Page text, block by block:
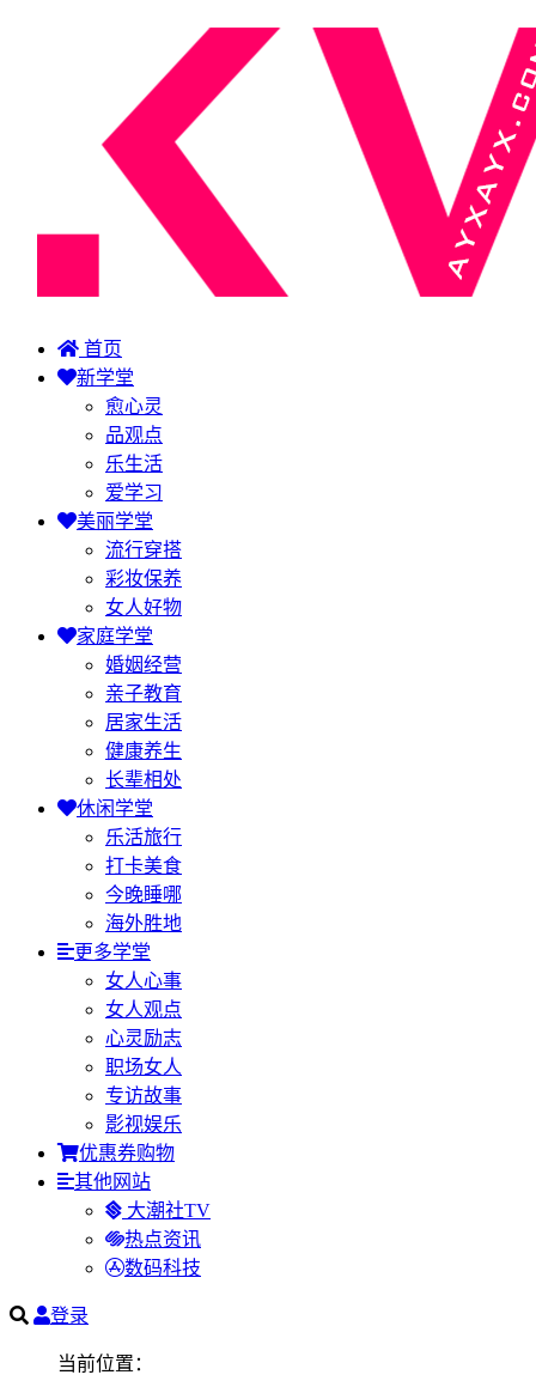
首页
新学堂
愈心灵
品观点
乐生活
爱学习
美丽学堂
流行穿搭
彩妆保养
女人好物
家庭学堂
婚姻经营
亲子教育
居家生活
健康养生
长辈相处
休闲学堂
乐活旅行
打卡美食
今晚睡哪
海外胜地
更多学堂
女人心事
女人观点
心灵励志
职场女人
专访故事
影视娱乐
优惠券购物
其他网站
大潮社TV
热点资讯
数码科技
登录
当前位置：